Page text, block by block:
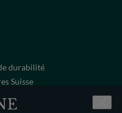
durabilité
Suisse